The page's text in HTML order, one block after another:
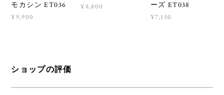
モカシン ET036
¥9,900
¥8,800
ーズ ET038
¥7,150
ショップの評価